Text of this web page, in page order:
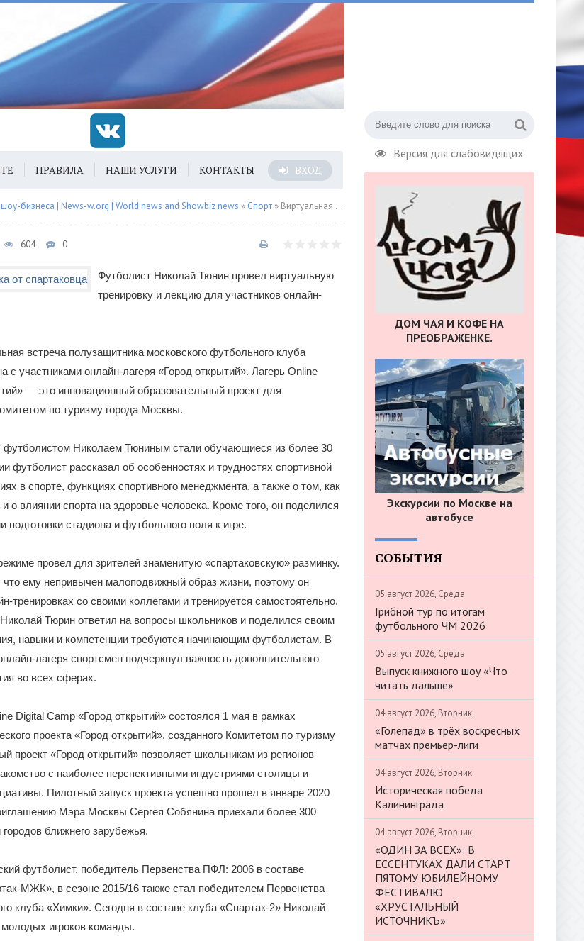
Версия для слабовидящих
ПРАВИЛА НАШИ УСЛУГИ КОНТАКТЫ ВХОД
бизнеса | News-w.org | World news and Showbiz news » Спорт » Виртуальная тренировка от спартаковца
604 0
Футболист Николай Тюнин провел виртуальную
тренировку и лекцию для участников онлайн-
встреча полузащитника московского футбольного клуба
с участниками онлайн-лагеря «Город открытий». Лагерь Online
— это инновационный образовательный проект для
по туризму города Москвы.
футболистом Николаем Тюниным стали обучающиеся из более 30
футболист рассказал об особенностях и трудностях спортивной
в спорте, функциях спортивного менеджмента, а также о том, как
о влиянии спорта на здоровье человека. Кроме того, он поделился
подготовки стадиона и футбольного поля к игре.
провел для зрителей знаменитую «спартаковскую» разминку.
ему непривычен малоподвижный образ жизни, поэтому он
тренировках со своими коллегами и тренируется самостоятельно.
Тюрин ответил на вопросы школьников и поделился своим
навыки и компетенции требуются начинающим футболистам. В
лагеря спортсмен подчеркнул важность дополнительного
во всех сферах.
Digital Camp «Город открытий» состоялся 1 мая в рамках
проекта «Город открытий», созданного Комитетом по туризму
проект «Город открытий» позволяет школьникам из регионов
с наиболее перспективными индустриями столицы и
Пилотный запуск проекта успешно прошел в январе 2020
Мэра Москвы Сергея Собянина приехали более 300
ближнего зарубежья.
футболист, победитель Первенства ПФЛ: 2006 в составе
МЖК», в сезоне 2015/16 также стал победителем Первенства
клуба «Химки». Сегодня в составе клуба «Спартак-2» Николай
игроков команды.
ДОМ ЧАЯ И КОФЕ НА
ПРЕОБРАЖЕНКЕ.
Экскурсии по Москве на
автобусе
СОБЫТИЯ
05 август 2026, Среда
Грибной тур по итогам
футбольного ЧМ 2026
05 август 2026, Среда
Выпуск книжного шоу «Что
читать дальше»
04 август 2026, Вторник
«Голепад» в трёх воскресных
матчах премьер-лиги
04 август 2026, Вторник
Историческая победа
Калининграда
04 август 2026, Вторник
«ОДИН ЗА ВСЕХ»: В
ЕССЕНТУКАХ ДАЛИ СТАРТ
ПЯТОМУ ЮБИЛЕЙНОМУ
ФЕСТИВАЛЮ
«ХРУСТАЛЬНЫЙ
ИСТОЧНИКЪ»